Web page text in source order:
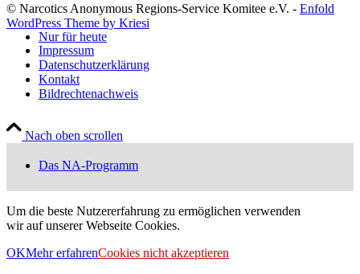
Nur für heute
Das NA-Programm
© Narcotics Anonymous Regions-Service Komitee e.V. - Enfold
WordPress Theme by Kriesi
Impressum
Datenschutzerklärung
Kontakt
Bildrechtenachweis
Nach oben scrollen
Um die beste Nutzererfahrung zu ermöglichen verwenden
wir auf unserer Webseite Cookies.
OKMehr erfahrenCookies nicht akzeptieren